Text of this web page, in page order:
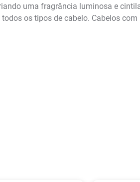
uma fragrância luminosa e
os tipos de cabelo. Cabelos com